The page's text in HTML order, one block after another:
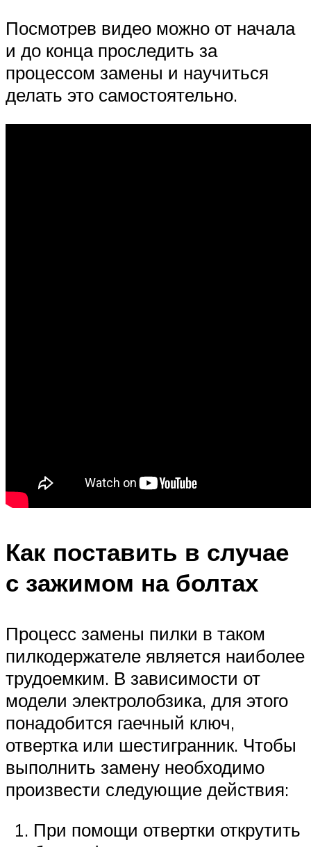
Посмотрев видео можно от начала
и до конца проследить за
процессом замены и научиться
делать это самостоятельно.
Как поставить в случае
с зажимом на болтах
Процесс замены пилки в таком
пилкодержателе является наиболее
трудоемким. В зависимости от
модели электролобзика, для этого
понадобится гаечный ключ,
отвертка или шестигранник. Чтобы
выполнить замену необходимо
произвести следующие действия:
При помощи отвертки открутить